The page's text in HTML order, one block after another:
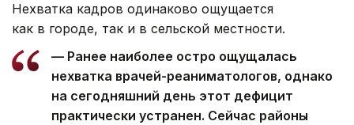
Нехватка кадров одинаково ощущается
как в городе, так и в сельской местности.
— Ранее наиболее остро ощущалась
нехватка врачей-реаниматологов, однако
на сегодняшний день этот дефицит
практически устранен. Сейчас районы